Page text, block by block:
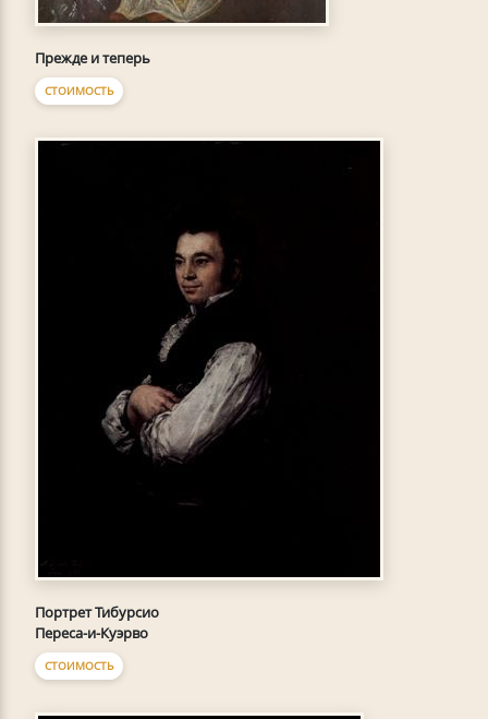
Прежде и теперь
СТОИМОСТЬ
Портрет Тибурсио
Переса-и-Куэрво
СТОИМОСТЬ